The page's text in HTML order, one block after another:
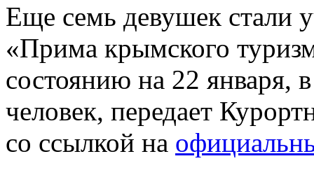
Еще семь девушек стали
«Прима крымского
состоянию на 22 января,
человек, передает
со ссылкой на